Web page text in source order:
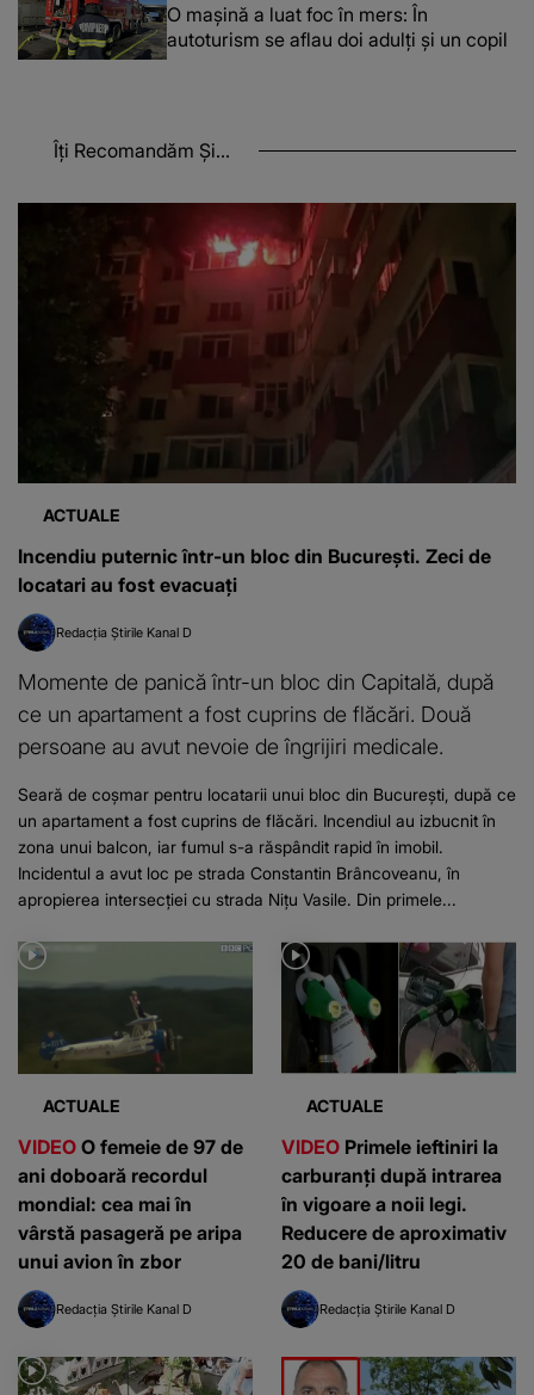
O maşină a luat foc în mers: În
autoturism se aflau doi adulți și un copil
Îți Recomandăm Și...
ACTUALE
Incendiu puternic într-un bloc din București. Zeci de
locatari au fost evacuați
Redacția Știrile Kanal D
Momente de panică într-un bloc din Capitală, după
ce un apartament a fost cuprins de flăcări. Două
persoane au avut nevoie de îngrijiri medicale.
Seară de coșmar pentru locatarii unui bloc din București, după ce
un apartament a fost cuprins de flăcări. Incendiul au izbucnit în
zona unui balcon, iar fumul s-a răspândit rapid în imobil.
Incidentul a avut loc pe strada Constantin Brâncoveanu, în
apropierea intersecției cu strada Nițu Vasile. Din primele...
ACTUALE
VIDEO O femeie de 97 de
ani doboară recordul
mondial: cea mai în
vârstă pasageră pe aripa
unui avion în zbor
Redacția Știrile Kanal D
ACTUALE
VIDEO Primele ieftiniri la
carburanți după intrarea
în vigoare a noii legi.
Reducere de aproximativ
20 de bani/litru
Redacția Știrile Kanal D